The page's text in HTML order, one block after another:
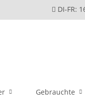
DI-FR:
Gebrauchte